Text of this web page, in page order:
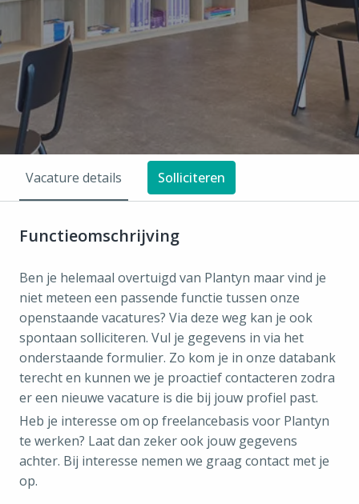
Vacature details Solliciteren
Functieomschrijving
Ben je helemaal overtuigd van Plantyn maar vind je
niet meteen een passende functie tussen onze
openstaande vacatures? Via deze weg kan je ook
spontaan solliciteren. Vul je gegevens in via het
onderstaande formulier. Zo kom je in onze databank
terecht en kunnen we je proactief contacteren zodra
er een nieuwe vacature is die bij jouw profiel past.
Heb je interesse om op freelancebasis voor Plantyn
te werken? Laat dan zeker ook jouw gegevens
achter. Bij interesse nemen we graag contact met je
op.